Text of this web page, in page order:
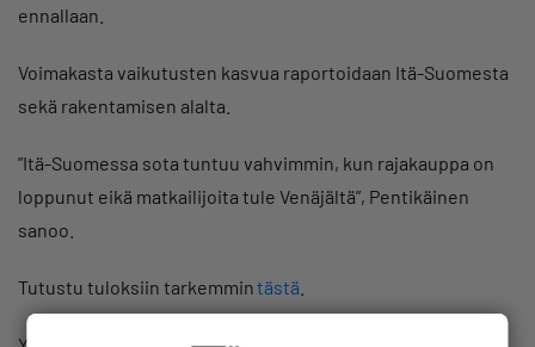
ennallaan.
Voimakasta vaikutusten kasvua raportoidaan Itä-Suomesta
sekä rakentamisen alalta.
”Itä-Suomessa sota tuntuu vahvimmin, kun rajakauppa on
loppunut eikä matkailijoita tule Venäjältä”, Pentikäinen
sanoo.
Tutustu tuloksiin tarkemmintästä